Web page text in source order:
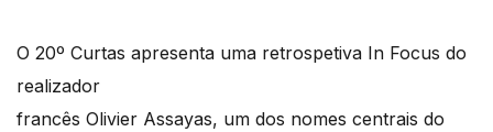
O 20º Curtas apresenta uma retrospetiva In Focus do
realizador
francês Olivier Assayas, um dos nomes centrais do